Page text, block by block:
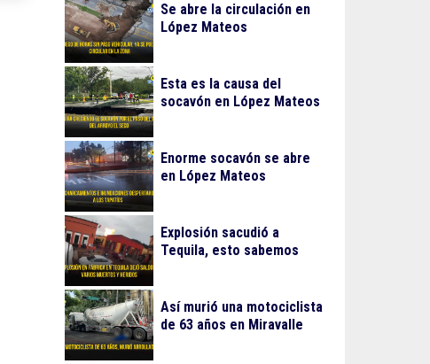
Se abre la circulación en
López Mateos
Esta es la causa del
socavón en López Mateos
Enorme socavón se abre
en López Mateos
Explosión sacudió a
Tequila, esto sabemos
Así murió una motociclista
de 63 años en Miravalle